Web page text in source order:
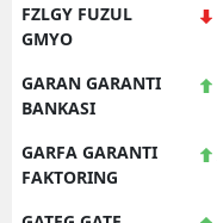
FZLGY FUZUL
GMYO
GARAN GARANTI
BANKASI
GARFA GARANTI
FAKTORING